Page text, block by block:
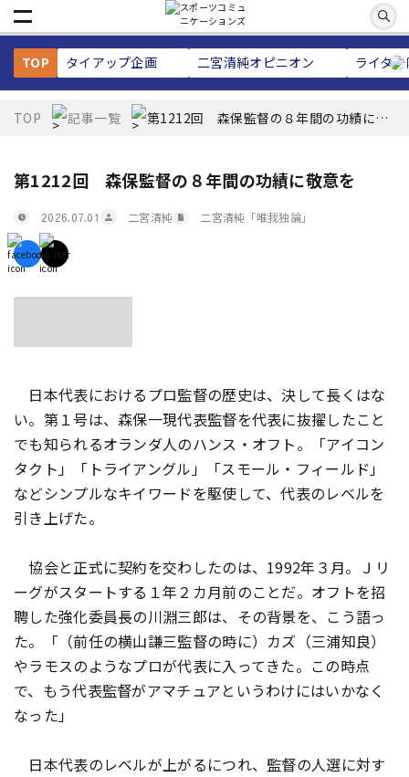
TOP タイアップ企画 二宮清純オピニオン ライタ
TOP 記事一覧 第1212回 森保監督の８年間の功績に敬
第1212回 森保監督の８年間の功績に敬意を
2026.07.01 二宮清純 二宮清純「唯我独論」
日本代表におけるプロ監督の歴史は、決して長くはな
い。第１号は、森保一現代表監督を代表に抜擢したこと
でも知られるオランダ人のハンス・オフト。「アイコン
タクト」「トライアングル」「スモール・フィールド」
などシンプルなキイワードを駆使して、代表のレベルを
引き上げた。
協会と正式に契約を交わしたのは、1992年３月。Ｊリ
ーグがスタートする１年２カ月前のことだ。オフトを招
聘した強化委員長の川淵三郎は、その背景を、こう語っ
た。「（前任の横山謙三監督の時に）カズ（三浦知良）
やラモスのようなプロが代表に入ってきた。この時点
で、もう代表監督がアマチュアというわけにはいかなく
なった」
日本代表のレベルが上がるにつれ、監督の人選に対す